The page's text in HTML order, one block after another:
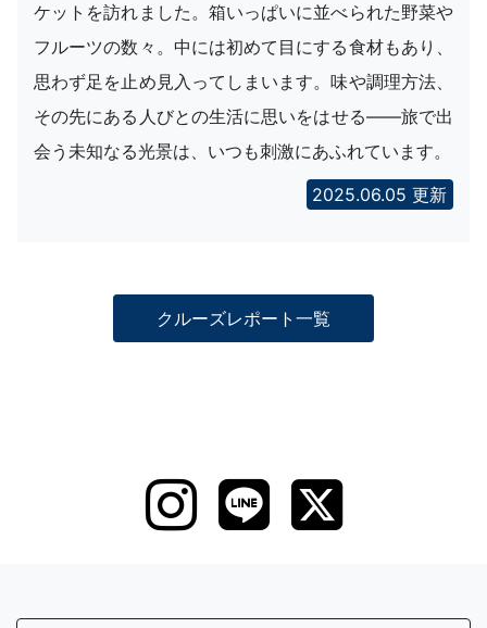
ケットを訪れました。箱いっぱいに並べられた野菜や
フルーツの数々。中には初めて目にする食材もあり、
思わず足を止め見入ってしまいます。味や調理方法、
その先にある人びとの生活に思いをはせる――旅で出
会う未知なる光景は、いつも刺激にあふれています。
2025.06.05 更新
クルーズレポート一覧